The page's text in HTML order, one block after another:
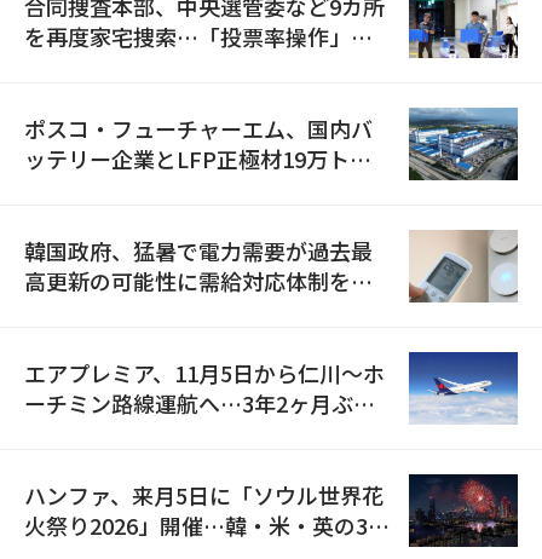
を再度家宅捜索…「投票率操作」の
ポスコ・フューチャーエム、国内バ
ッテリー企業とLFP正極材19万トン
韓国政府、猛暑で電力需要が過去最
高更新の可能性に需給対応体制を点
エアプレミア、11月5日から仁川〜ホ
ーチミン路線運航へ…3年2ヶ月ぶり
ハンファ、来月5日に「ソウル世界花
火祭り2026」開催…韓・米・英の3カ